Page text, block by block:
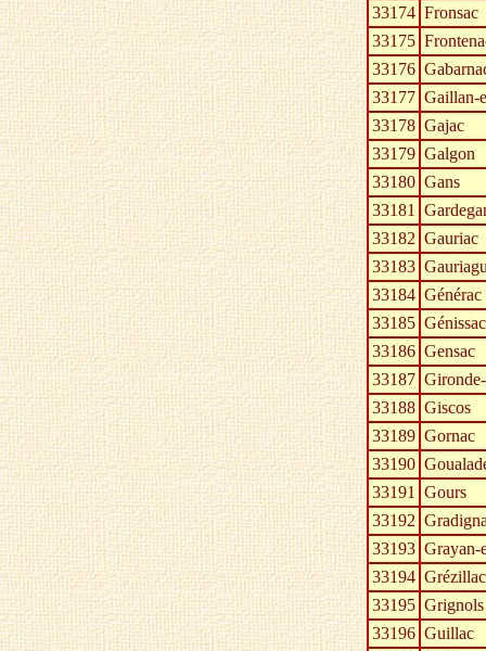
33174 Fronsac
33175
33176
33177 Gaillan-
33178 Gajac
33179 Galgon
33180 Gans
33181
33182 Gauriac
33183
33184 Générac
33185 Génissac
33186 Gensac
33187
33188 Giscos
33189 Gornac
33190
33191 Gours
33192
33193 Grayan-
33194 Grézillac
33195 Grignols
33196 Guillac